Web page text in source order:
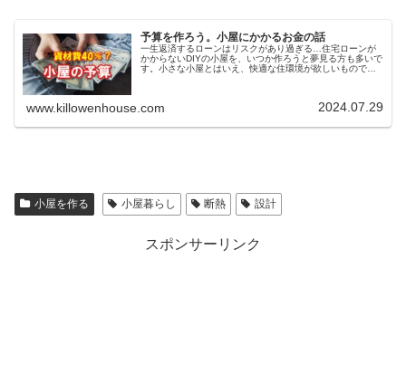
予算を作ろう。小屋にかかるお金の話
一生返済するローンはリスクがあり過ぎる…住宅ローンが
かからないDIYの小屋を、いつか作ろうと夢見る方も多いで
す。小さな小屋とはいえ、快適な住環境が欲しいもので
www.killowenhouse.com 2024.07.29
小屋を作る 小屋暮らし 断熱 設計
スポンサーリンク